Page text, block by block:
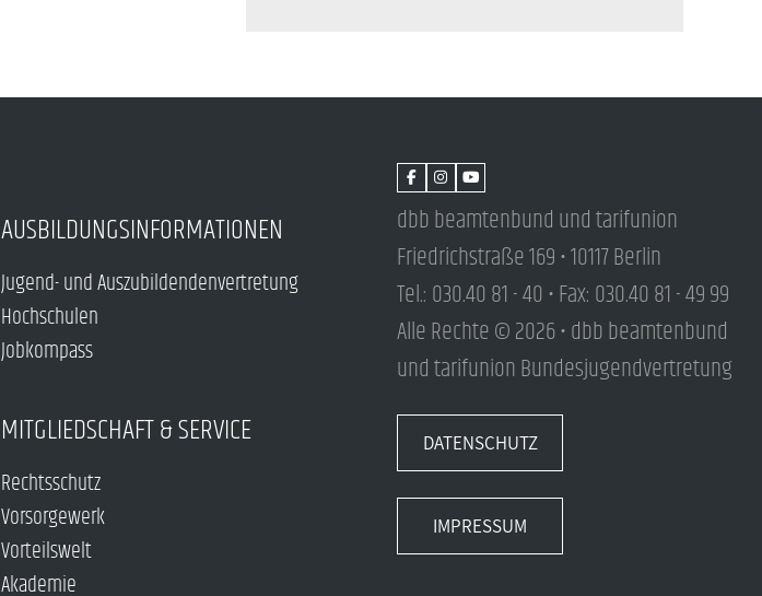
AUSBILDUNGSINFORMATIONEN
Jugend- und Auszubildendenvertretung
Hochschulen
Jobkompass
MITGLIEDSCHAFT & SERVICE
Rechtsschutz
Vorsorgewerk
Vorteilswelt
Akademie
dbb beamtenbund und tarifunion
Friedrichstraße 169 • 10117 Berlin
Tel.: 030.40 81 - 40 • Fax: 030.40 81 - 49 99
Alle Rechte © 2026 • dbb beamtenbund
und tarifunion Bundesjugendvertretung
DATENSCHUTZ
IMPRESSUM